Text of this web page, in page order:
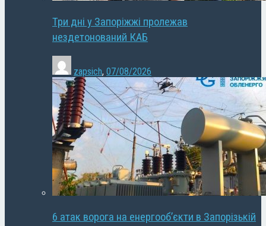
Три дні у Запоріжжі пролежав
нездетонований КАБ
zapsich, 07/08/2026
6 атак ворога на енергооб’єкти в Запорізькій